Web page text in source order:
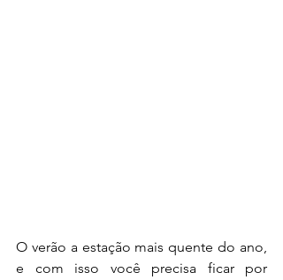
O verão a estação mais quente do ano,
e com isso você precisa ficar por